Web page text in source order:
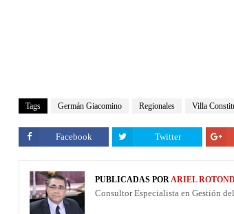
Tags Germán Giacomino Regionales Villa
Facebook Twitter
PUBLICADAS PORARIEL
Consultor Especialista en Gestión